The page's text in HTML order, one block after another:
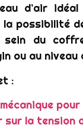
d’air
la possibilité
sein du
ou au
:
sur la tension